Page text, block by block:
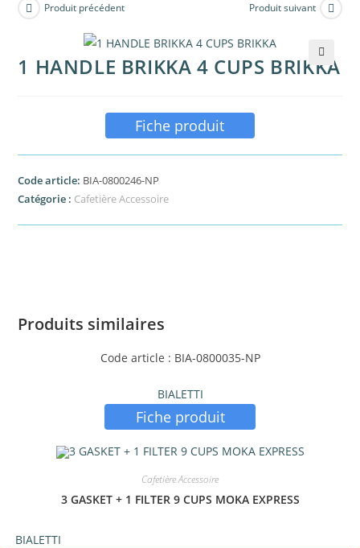
Produit précédent Produit suivant
🔍
1 HANDLE BRIKKA 4 CUPS BRIKKA
Fiche produit
Code article: BIA-0800246-NP
Catégorie : Cafetière Accessoire
Produits similaires
Code article : BIA-0800035-NP
BIALETTI
Fiche produit
Cafetière Accessoire
3 GASKET + 1 FILTER 9 CUPS MOKA EXPRESS
BIALETTI